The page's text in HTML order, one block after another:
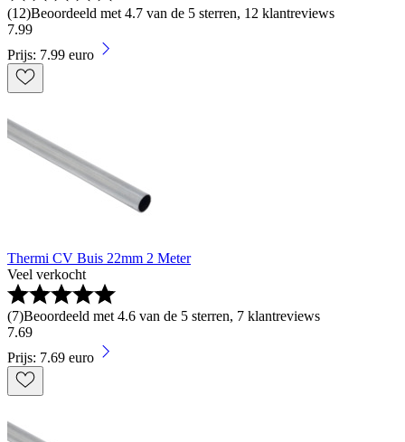
(12)Beoordeeld met 4.7 van de 5 sterren, 12 klantreviews
7.99
Prijs: 7.99 euro
Thermi CV Buis 22mm 2 Meter
Veel verkocht
(7)Beoordeeld met 4.6 van de 5 sterren, 7 klantreviews
7.69
Prijs: 7.69 euro